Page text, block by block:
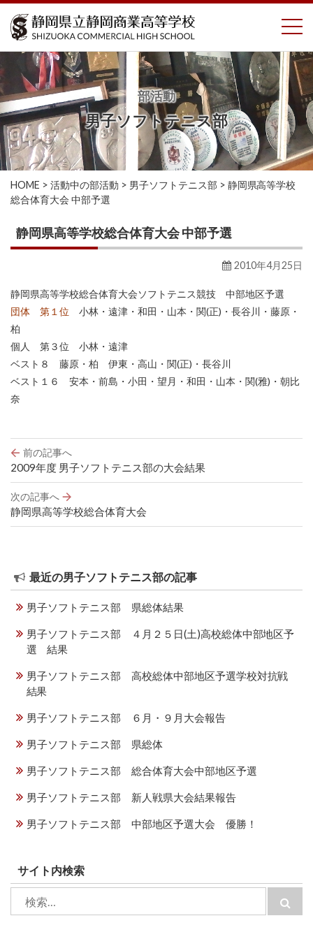
コ
ツ
へ
ス
キ
ッ
プ
部活動
男子ソフトテニス部
HOME > 活動中の部活動 > 男子ソフトテニス部 > 静岡県高等学校
総合体育大会 中部予選
静岡県高等学校総合体育大会 中部予選
2010年4月25日
静岡県高等学校総合体育大会ソフトテニス競技 中部地区予選
団体 第１位 小林・遠津・和田・山本・関(正)・長谷川・藤原・
柏
個人 第３位 小林・遠津
ベスト８ 藤原・柏 伊東・高山・関(正)・長谷川
ベスト１６ 安本・前島・小田・望月・和田・山本・関(雅)・朝比
奈
投
稿
ビ
ゲ
ー
ン
前の記事へ
2009年度 男子ソフトテニス部の大会結果
次の記事へ
静岡県高等学校総合体育大会
最近の男子ソフトテニス部の記事
男子ソフトテニス部 県総体結果
男子ソフトテニス部 ４月２５日(土)高校総体中部地区予
選 結果
男子ソフトテニス部 高校総体中部地区予選学校対抗戦
結果
男子ソフトテニス部 ６月・９月大会報告
男子ソフトテニス部 県総体
男子ソフトテニス部 総合体育大会中部地区予選
男子ソフトテニス部 新人戦県大会結果報告
男子ソフトテニス部 中部地区予選大会 優勝！
サイト内検索
索:
索